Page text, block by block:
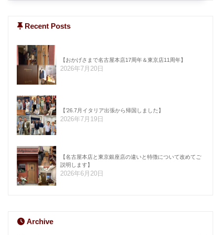
Recent Posts
【おかげさまで名古屋本店17周年＆東京店11周年】
2026年7月20日
【’26.7月イタリア出張から帰国しました】
2026年7月19日
【名古屋本店と東京銀座店の違いと特徴について改めてご
説明します】
2026年6月20日
Archive